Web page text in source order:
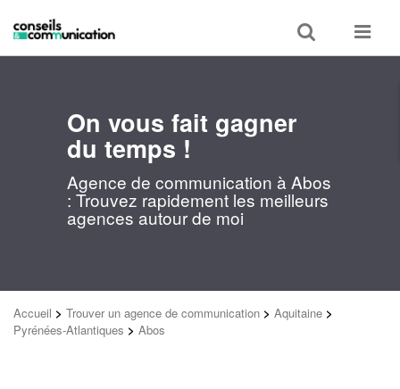
Toggle
search
Toggle
On vous fait gagner
du temps !
Agence de communication à Abos
: Trouvez rapidement les meilleurs
agences autour de moi
Accueil > Trouver un agence de communication > Aquitaine >
Pyrénées-Atlantiques > Abos